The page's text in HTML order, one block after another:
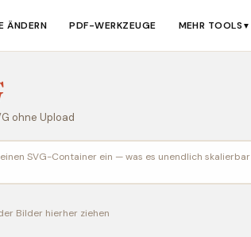
ÄNDERN PDF-WERKZEUGE MEHR TOOLS ▼
ohne Upload
SVG-Container ein — was es unendlich
Bilder hierher ziehen